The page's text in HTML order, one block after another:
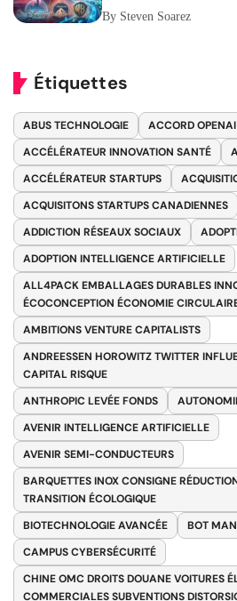
By Steven Soarez
Étiquettes
ABUS TECHNOLOGIE
ACCORD
ACCÉLÉRATEUR INNOVATION SANTÉ
ACCÉLÉRATEUR STARTUPS
ACQUISITONS STARTUPS CANADIENNES
ADDICTION RÉSEAUX SOCIAUX
ADOPTION INTELLIGENCE ARTIFICIELLE
ALL4PACK EMBALLAGES DURABLES
ÉCOCONCEPTION ÉCONOMIE
AMBITIONS VENTURE CAPITALISTS
ANDREESSEN HOROWITZ TWITTER
CAPITAL RISQUE
ANTHROPIC LEVÉE FONDS
AVENIR INTELLIGENCE ARTIFICIELLE
AVENIR SEMI-CONDUCTEURS
BARQUETTES INOX CONSIGNE
TRANSITION ÉCOLOGIQUE
BIOTECHNOLOGIE AVANCÉE
BOT
CAMPUS CYBERSÉCURITÉ
CHINE OMC DROITS DOUANE VOITURES
COMMERCIALES SUBVENTIONS